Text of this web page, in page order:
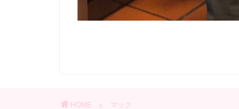
HOME マック